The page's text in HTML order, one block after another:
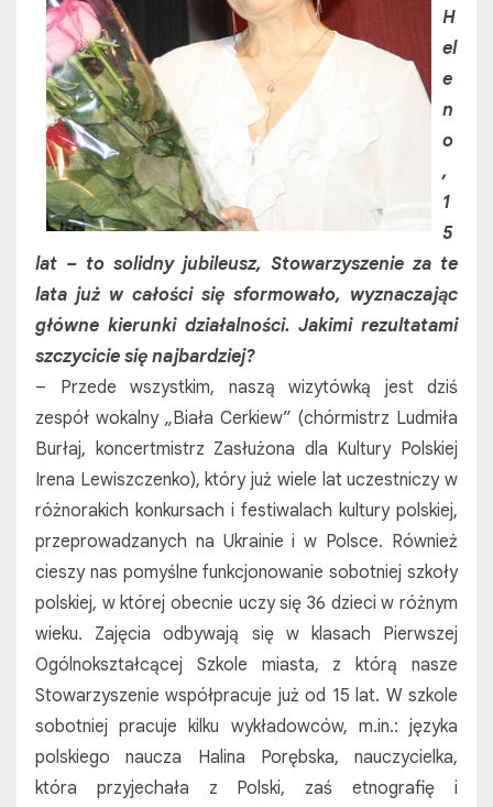
H
el
e
n
o
,
1
5
lat – to solidny jubileusz, Stowarzyszenie za te
lata już w całości się sformowało, wyznaczając
główne kierunki działalności. Jakimi rezultatami
szczycicie się najbardziej?
– Przede wszystkim, naszą wizytówką jest dziś
zespół wokalny „Biała Cerkiew” (chórmistrz Ludmiła
Burłaj, koncertmistrz Zasłużona dla Kultury Polskiej
Irena Lewiszczenko), który już wiele lat uczestniczy w
różnorakich konkursach i festiwalach kultury polskiej,
przeprowadzanych na Ukrainie i w Polsce. Również
cieszy nas pomyślne funkcjonowanie sobotniej szkoły
polskiej, w której obecnie uczy się 36 dzieci w różnym
wieku. Zajęcia odbywają się w klasach Pierwszej
Ogólnokształcącej Szkole miasta, z którą nasze
Stowarzyszenie współpracuje już od 15 lat. W szkole
sobotniej pracuje kilku wykładowców, m.in.: języka
polskiego naucza Halina Porębska, nauczycielka,
która przyjechała z Polski, zaś etnografię i